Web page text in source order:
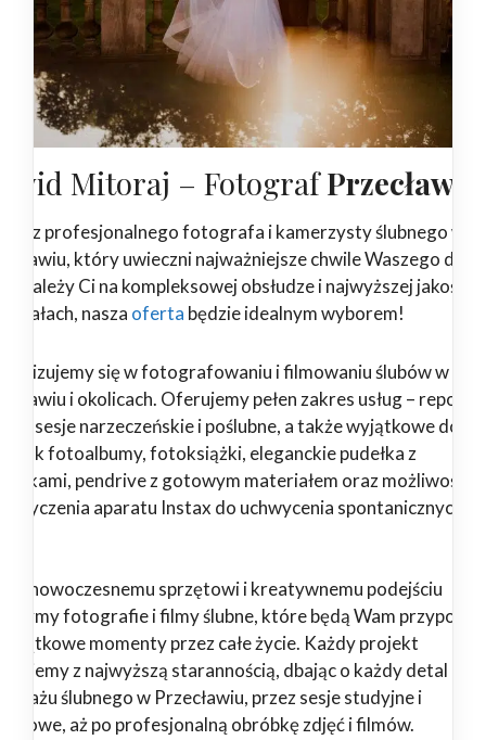
Mitoraj – FotografPrzecław
profesjonalnego fotografa i kamerzysty ślubnego w
który uwieczni najważniejsze chwile Waszego dnia?
zależy Ci na kompleksowej obsłudze i najwyższej jakości
nasza oferta będzie idealnym wyborem!
się w fotografowaniu i filmowaniu ślubów w
i okolicach. Oferujemy pełen zakres usług –
sesje narzeczeńskie i poślubne, a także wyjątkowe
jak fotoalbumy, fotoksiążki, eleganckie pudełka z
pendrive z gotowym materiałem oraz możliwość
aparatu Instax do uchwycenia spontanicznych
nowoczesnemu sprzętowi i kreatywnemu podejściu
fotografie i filmy ślubne, które będą Wam
momenty przez całe życie. Każdy projekt
z najwyższą starannością, dbając o każdy detal – od
ślubnego w Przecławiu, przez sesje studyjne i
aż po profesjonalną obróbkę zdjęć i filmów.